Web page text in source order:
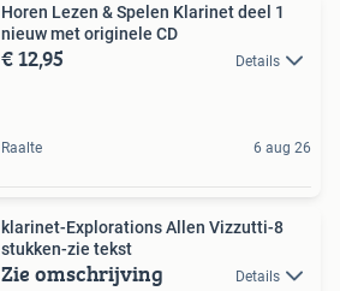
Horen Lezen & Spelen Klarinet deel 1
nieuw met originele CD
€ 12,95 Details
Raalte 6 aug 26
klarinet-Explorations Allen Vizzutti-8
stukken-zie tekst
Zie omschrijving Details